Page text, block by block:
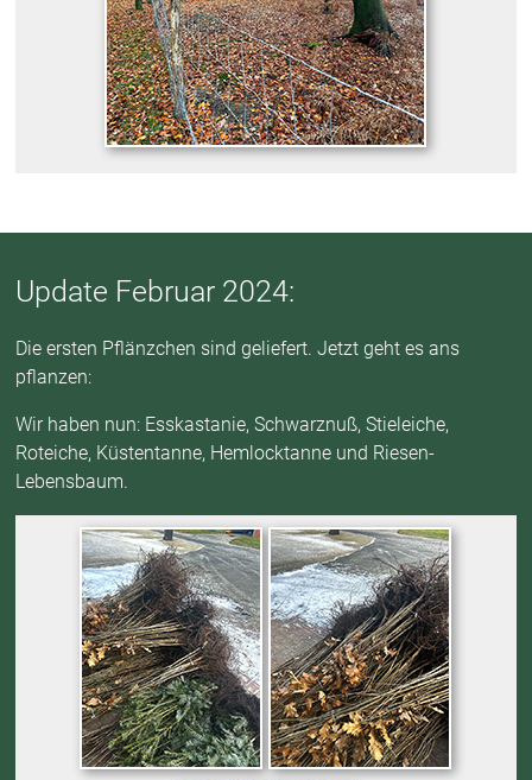
Update Februar 2024:
Die ersten Pflänzchen sind geliefert. Jetzt geht es ans
pflanzen:
Wir haben nun: Esskastanie, Schwarznuß, Stieleiche,
Roteiche, Küstentanne, Hemlocktanne und Riesen-
Lebensbaum.